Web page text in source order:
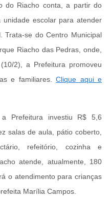
do Riacho conta, a partir do
escolar para atender
Trata-se do Centro Municipal
Riacho das Pedras, onde,
2), a Prefeitura promoveu
e familiares.Clique aqui e
Prefeitura investiu R$ 5,6
salas de aula, pátio coberto,
refeitório, cozinha e
atende, atualmente, 180
o atendimento para crianças
Marília Campos.